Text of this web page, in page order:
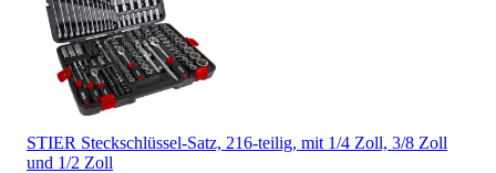
STIER Steckschlüssel-Satz, 216-teilig, mit 1/4 Zoll, 3/8 Zoll
und 1/2 Zoll